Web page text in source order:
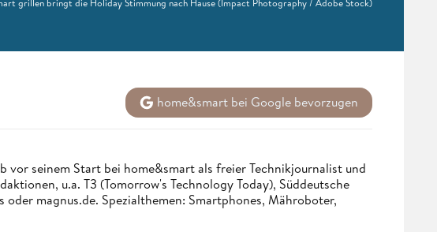
home&smart bei Google bevorzugen
vor seinem Start bei home&smart als freier Technikjournalist und
u.a. T3 (Tomorrow's Technology Today), Süddeutsche
magnus.de. Spezialthemen: Smartphones, Mähroboter,